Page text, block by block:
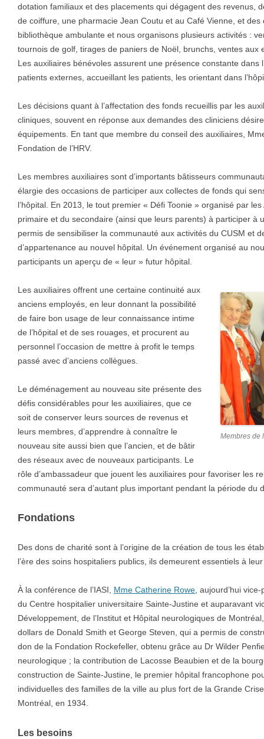
dotation familiaux et des placements qui dégagent des revenus,
de coiffure, une pharmacie Jean Coutu et au Café Vienne, et
bibliothèque ambulante et nous organisons plusieurs activités :
tournois de golf, tirages de paniers de Noël, brunchs, ventes aux
Les auxiliaires bénévoles assurent une présence constante dans
patients externes, accueillant les patients, les orientant dans
Les décisions quant à l’affectation des fonds recueillis par les
cliniques, souvent en réponse aux demandes des cliniciens
équipements. En tant que membre du conseil des auxiliaires,
Fondation de l’HRV.
Les membres auxiliaires sont d’importants bâtisseurs
élargie des occasions de participer aux collectes de fonds qui
l’hôpital. En 2013, le tout premier « Défi Toonie » organisé par
primaire et du secondaire (ainsi que leurs parents) à participer à
permis de sensibiliser la communauté aux activités du CUSM et
d’appartenance au nouvel hôpital. Un événement organisé au
participants un aperçu de « leur » futur hôpital.
Membres de
Les auxiliaires offrent une certaine continuité aux
anciens employés, en leur donnant la possibilité
de faire bon usage de leur connaissance intime
de l’hôpital et de ses rouages, et procurent au
personnel l’occasion de mettre à profit le temps
passé avec d’anciens collègues.
Le déménagement au nouveau site présente des
défis considérables pour les auxiliaires, que ce
soit de conserver leurs sources de revenus et
leurs membres, d’apprendre à connaître le
nouveau site aussi bien que l’ancien, et de bâtir
des réseaux avec de nouveaux participants. Le
rôle d’ambassadeur que jouent les auxiliaires pour favoriser les
communauté sera d’autant plus important pendant la période du
Fondations
Des dons de charité sont à l’origine de la création de tous les
l’ère des soins hospitaliers publics, ils demeurent essentiels à
À la conférence de l’IASI, Mme Catherine Rowe , aujourd’hui
du Centre hospitalier universitaire Sainte-Justine et auparavant
Développement, de l’Institut et Hôpital neurologiques de
dollars de Donald Smith et George Steven, qui a permis de
don de la Fondation Rockefeller, obtenu grâce au Dr Wilder
neurologique ; la contribution de Lacosse Beaubien et de la
construction de Sainte-Justine, le premier hôpital francophone
individuelles des familles de la ville au plus fort de la Grande
Montréal, en 1934.
Les besoins